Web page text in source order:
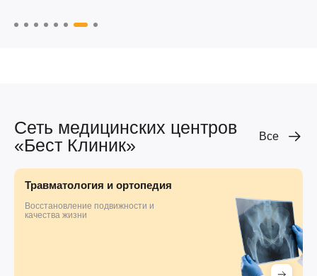
Сеть медицинских центров
«Бест Клиник»
Все
Травматология и ортопедия
Восстановление подвижности и
качества жизни